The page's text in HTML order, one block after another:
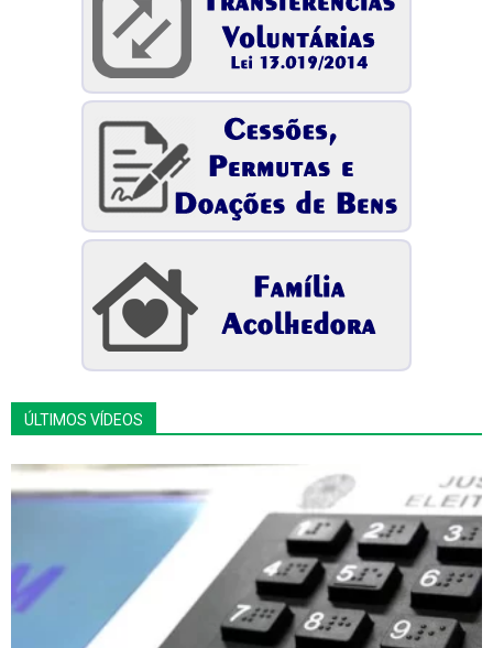
ÚLTIMOS VÍDEOS